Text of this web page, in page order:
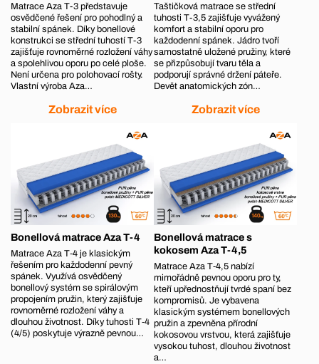
Matrace Aza T-3 představuje
osvědčené řešení pro pohodlný a
stabilní spánek. Díky bonellové
konstrukci se střední tuhostí T-3
zajišťuje rovnoměrné rozložení váhy
a spolehlivou oporu po celé ploše.
Není určena pro polohovací rošty.
Vlastní výroba Aza…
Zobrazit více
Taštičková matrace se střední
tuhosti T-3,5 zajišťuje vyvážený
komfort a stabilní oporu pro
každodenní spánek. Jádro tvoří
samostatně uložené pružiny, které
se přizpůsobují tvaru těla a
podporují správné držení páteře.
Devět anatomických zón…
Zobrazit více
Bonellová matrace Aza T-4
Matrace Aza T‑4 je klasickým
řešením pro každodenní pevný
spánek. Využívá osvědčený
bonellový systém se spirálovým
propojením pružin, který zajišťuje
rovnoměrné rozložení váhy a
dlouhou životnost. Díky tuhosti T‑4
(4/5) poskytuje výrazně pevnou…
Bonellová matrace s
kokosem Aza T-4,5
Matrace Aza T‑4,5 nabízí
mimořádně pevnou oporu pro ty,
kteří upřednostňují tvrdé spaní bez
kompromisů. Je vybavena
klasickým systémem bonellových
pružin a zpevněna přírodní
kokosovou vrstvou, která zajišťuje
vysokou tuhost, dlouhou životnost
a…